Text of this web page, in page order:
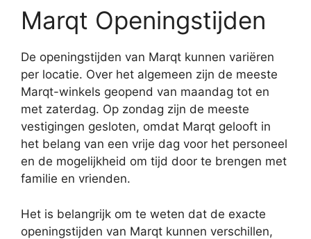
Marqt Openingstijden
De openingstijden van Marqt kunnen variëren
per locatie. Over het algemeen zijn de meeste
Marqt-winkels geopend van maandag tot en
met zaterdag. Op zondag zijn de meeste
vestigingen gesloten, omdat Marqt gelooft in
het belang van een vrije dag voor het personeel
en de mogelijkheid om tijd door te brengen met
familie en vrienden.
Het is belangrijk om te weten dat de exacte
openingstijden van Marqt kunnen verschillen,